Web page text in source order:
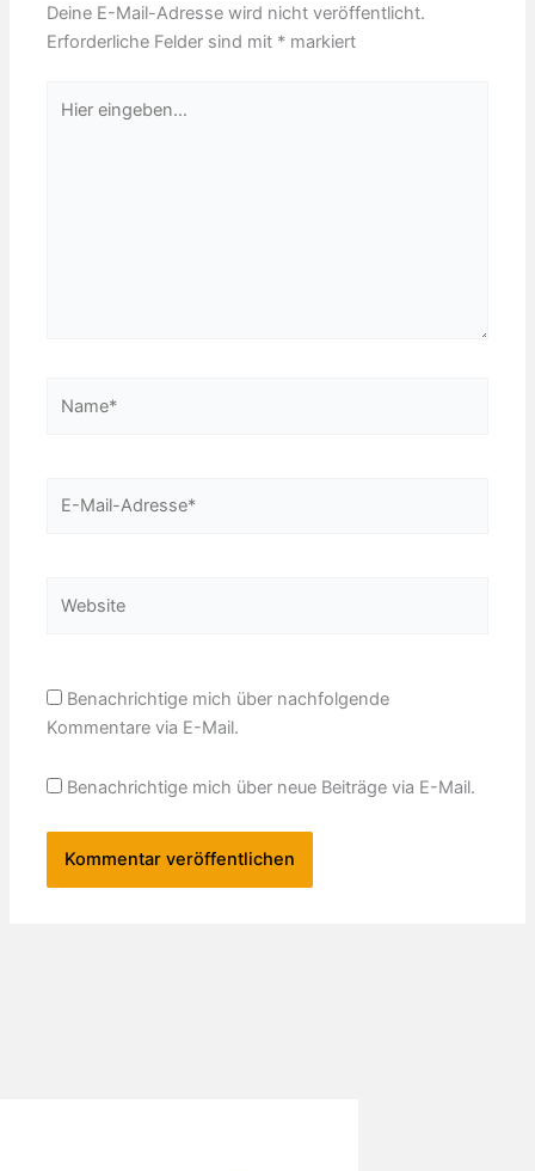
Deine E-Mail-Adresse wird nicht veröffentlicht.
Erforderliche Felder sind mit * markiert
eingeben…
Benachrichtige mich über nachfolgende
Kommentare via E-Mail.
Benachrichtige mich über neue Beiträge via E-Mail.